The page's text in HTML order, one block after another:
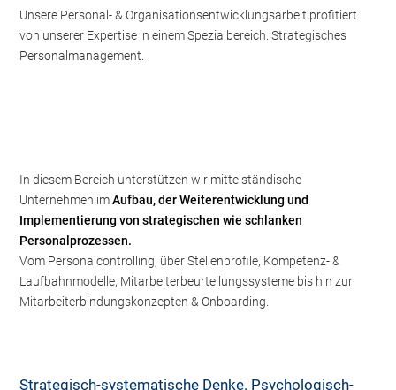
Unsere Personal- & Organisationsentwicklungsarbeit profitiert
von unserer Expertise in einem Spezialbereich: Strategisches
Personalmanagement.
In diesem Bereich unterstützen wir mittelständische
Unternehmen imAufbau, der Weiterentwicklung und
Implementierung von strategischen wie schlanken
Personalprozessen.
Vom Personalcontrolling, über Stellenprofile, Kompetenz- &
Laufbahnmodelle, Mitarbeiterbeurteilungssysteme bis hin zur
Mitarbeiterbindungskonzepten & Onboarding.
Strategisch-systematische Denke. Psychologisch-